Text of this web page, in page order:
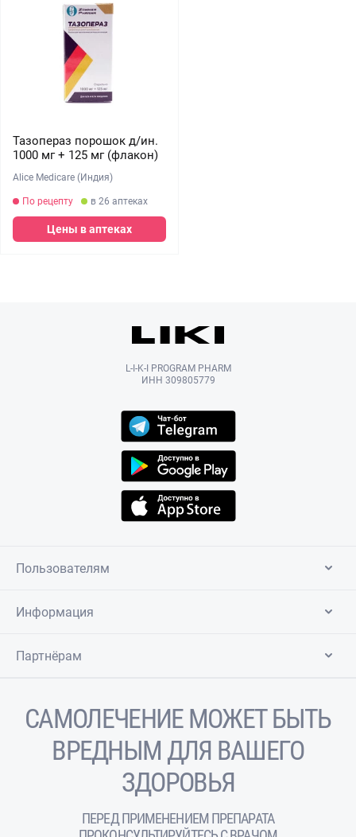
Тазопераз порошок д/ин.
1000 мг + 125 мг (флакон)
Alice Medicare (Индия)
По рецепту в 26 аптеках
Цены в аптеках
L-I-K-I PROGRAM PHARM
ИНН 309805779
Пользователям
Информация
Партнёрам
САМОЛЕЧЕНИЕ МОЖЕТ БЫТЬ
ВРЕДНЫМ ДЛЯ ВАШЕГО
ЗДОРОВЬЯ
ПЕРЕД ПРИМЕНЕНИЕМ ПРЕПАРАТА